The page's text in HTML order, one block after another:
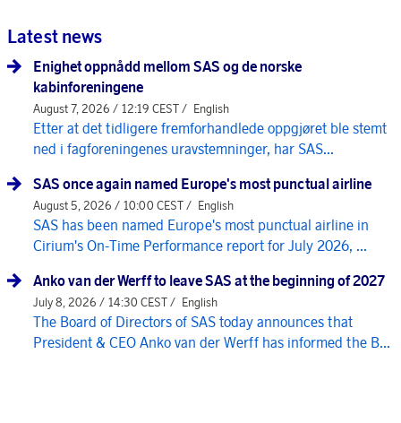
Latest news
Enighet oppnådd mellom SAS og de norske
kabinforeningene
August 7, 2026 / 12:19 CEST / English
Etter at det tidligere fremforhandlede oppgjøret ble stemt
ned i fagforeningenes uravstemninger, har SAS...
SAS once again named Europe's most punctual airline
August 5, 2026 / 10:00 CEST / English
SAS has been named Europe's most punctual airline in
Cirium's On-Time Performance report for July 2026, ...
Anko van der Werff to leave SAS at the beginning of 2027
July 8, 2026 / 14:30 CEST / English
The Board of Directors of SAS today announces that
President & CEO Anko van der Werff has informed the B...